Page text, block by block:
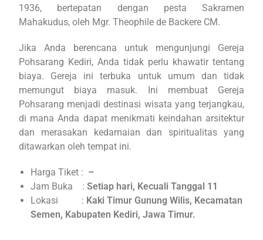
1936, bertepatan dengan pesta Sakramen
Mahakudus, oleh Mgr. Theophile de Backere CM.
Jika Anda berencana untuk mengunjungi Gereja
Pohsarang Kediri, Anda tidak perlu khawatir tentang
biaya. Gereja ini terbuka untuk umum dan tidak
memungut biaya masuk. Ini membuat Gereja
Pohsarang menjadi destinasi wisata yang terjangkau,
di mana Anda dapat menikmati keindahan arsitektur
dan merasakan kedamaian dan spiritualitas yang
ditawarkan oleh tempat ini.
Harga Tiket : –
Jam Buka :Setiap hari, Kecuali Tanggal 11
Lokasi : Kaki Timur Gunung Wilis, Kecamatan
Semen, Kabupaten Kediri, Jawa Timur.